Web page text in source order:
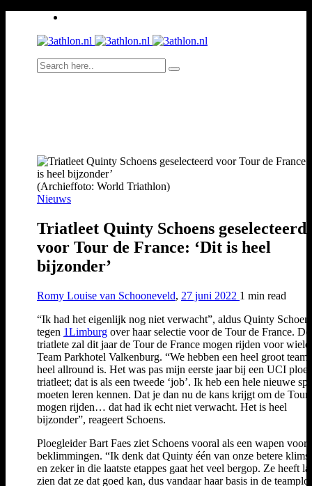
(Archieffoto: World Triathlon)
Nieuws
Triatleet Quinty Schoens geselecteerd
voor Tour de France: ‘Dit is heel
bijzonder’
Romy Louise van Schooneveld, 27 juni 2022 1 min read
“Ik had het eigenlijk nog niet verwacht”, aldus Quinty
tegen 1Limburg over haar selectie voor de Tour de France. De
triatlete zal dit jaar de Tour de France mogen rijden voor
Team Parkhotel Valkenburg. “We hebben een heel groot team
heel allround is. Het was pas mijn eerste jaar bij een UCI
triatleet; dat is als een tweede ‘job’. Ik heb een hele nieuwe
moeten leren kennen. Dat je dan nu de kans krijgt om de Tour
mogen rijden… dat had ik echt niet verwacht. Het is heel
bijzonder”, reageert Schoens.
Ploegleider Bart Faes ziet Schoens vooral als een wapen voor
beklimmingen. “Ik denk dat Quinty één van onze betere
en zeker in die laatste etappes gaat het veel bergop. Ze heeft
zien dat ze dat goed kan, dus vandaar haar basis in de